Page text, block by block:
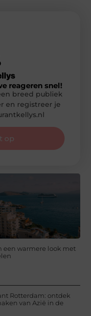
een warmere look met
Rotterdam: ontdek
van Azië in de
reageren snel!
breed publiek
en registreer je
op